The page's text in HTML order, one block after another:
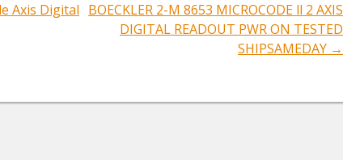
Axis Digital BOECKLER 2-M 8653 MICROCODE ll 2 AXIS
DIGITAL READOUT PWR ON TESTED
SHIPSAMEDAY →